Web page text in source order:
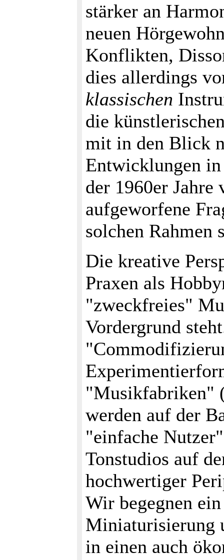
stärker an
neuen
Konflikten,
dies allerdings
klassischen
die
mit in den Blick
Entwicklungen
der 1960er Jahre
aufgeworfene
solchen Rahmen
Die kreative
Praxen als
"zweckfreies"
Vordergrund
"Musikfabriken"
werden auf der
"einfache
Tonstudios auf
hochwertiger
Wir begegnen
Miniaturisierung
in einen auch